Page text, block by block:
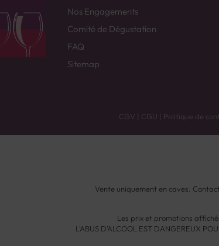
Nos Engagements
Comité de Dégustation
FAQ
Sitemap
CGV | CGU | Politique de
Vente uniquement en caves.
Les prix et promotions
L'ABUS D'ALCOOL EST DANGEREUX